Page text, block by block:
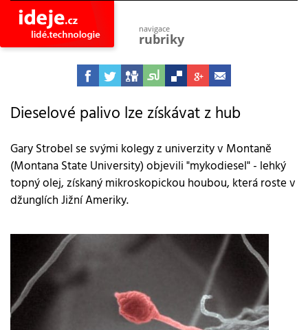
navigace
rubriky
astro
vesmír
projekty
společnost
objevy
vynálezy
pokrok
technologie
zdraví
medicína
Dieselové palivo lze získávat z hub
Gary Strobel se svými kolegy z univerzity v Montaně
(Montana State University) objevili "mykodiesel" - lehký
topný olej, získaný mikroskopickou houbou, která roste v
džunglích Jižní Ameriky.